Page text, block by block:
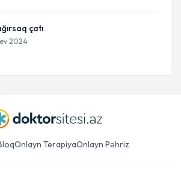
çatı
2024
Onlayn TerapiyaOnlayn Pəhriz